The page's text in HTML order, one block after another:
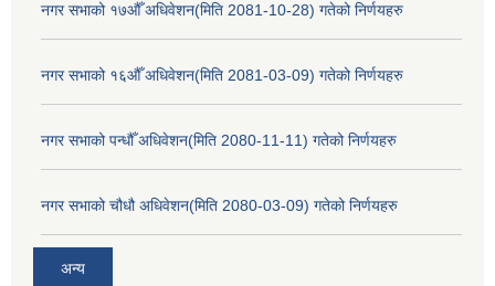
नगर सभाको १७औँ अधिवेशन(मिति 2081-10-28) गतेको निर्णयहरु
नगर सभाको १६औँ अधिवेशन(मिति 2081-03-09) गतेको निर्णयहरु
नगर सभाको पन्धौँ अधिवेशन(मिति 2080-11-11) गतेको निर्णयहरु
नगर सभाको चौधौ अधिवेशन(मिति 2080-03-09) गतेको निर्णयहरु
अन्य